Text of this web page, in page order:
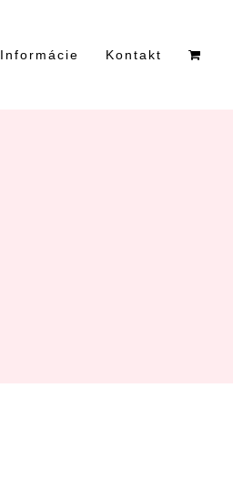
Informácie Kontakt